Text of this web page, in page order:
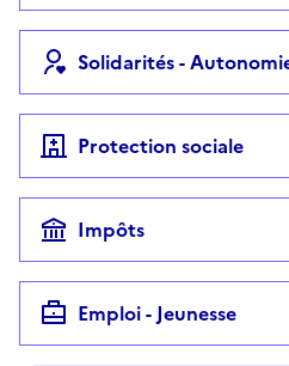
Solidarités -
Protection sociale
Impôts
Emploi - Jeunesse